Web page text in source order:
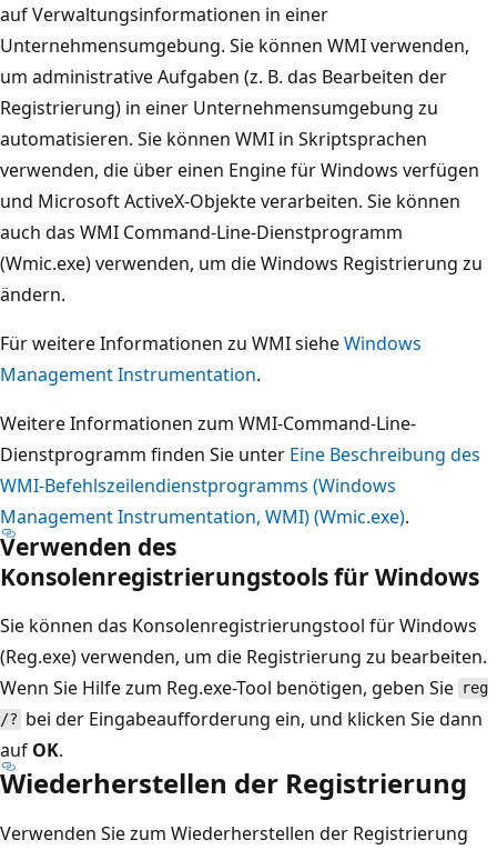
auf Verwaltungsinformationen in einer
Unternehmensumgebung. Sie können WMI verwenden,
um administrative Aufgaben (z. B. das Bearbeiten der
Registrierung) in einer Unternehmensumgebung zu
automatisieren. Sie können WMI in Skriptsprachen
verwenden, die über einen Engine für Windows verfügen
und Microsoft ActiveX-Objekte verarbeiten. Sie können
auch das WMI Command-Line-Dienstprogramm
(Wmic.exe) verwenden, um die Windows Registrierung zu
ändern.
Für weitere Informationen zu WMI sieheWindows
Management Instrumentation.
Weitere Informationen zum WMI-Command-Line-
Dienstprogramm finden Sie unter Eine Beschreibung des
WMI-Befehlszeilendienstprogramms (Windows
Management Instrumentation, WMI) (Wmic.exe).
Verwenden des
Konsolenregistrierungstools für Windows
Sie können das Konsolenregistrierungstool für Windows
(Reg.exe) verwenden, um die Registrierung zu bearbeiten.
Wenn Sie Hilfe zum Reg.exe-Tool benötigen, geben Sie reg
/? bei der Eingabeaufforderung ein, und klicken Sie dann
auf OK.
Wiederherstellen der Registrierung
Verwenden Sie zum Wiederherstellen der Registrierung